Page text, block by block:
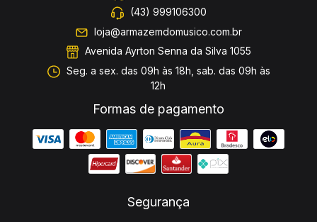
(43) 999106300
loja@armazemdomusico.com.br
Avenida Ayrton Senna da Silva 1055
Seg. a sex. das 09h às 18h, sab. das 09h às
12h
Formas de pagamento
Segurança